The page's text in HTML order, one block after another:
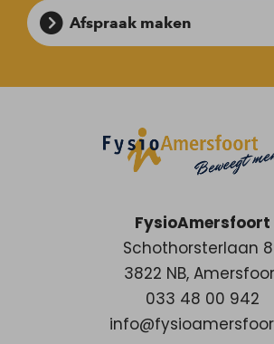
Afspraak maken
FysioAmersfoort
Schothorsterlaan
3822 NB,
033 48 00 942